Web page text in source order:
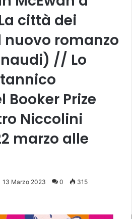
città dei
romanzo
// Lo
Prize
Niccolini
marzo alle
13 Marzo 2023 0 315